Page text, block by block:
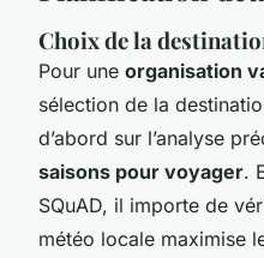
Choix de la
Pour une organisation
sélection de la
d’abord sur l’analyse
saisons pour voyager.
SQuAD, il importe de
météo locale maximise